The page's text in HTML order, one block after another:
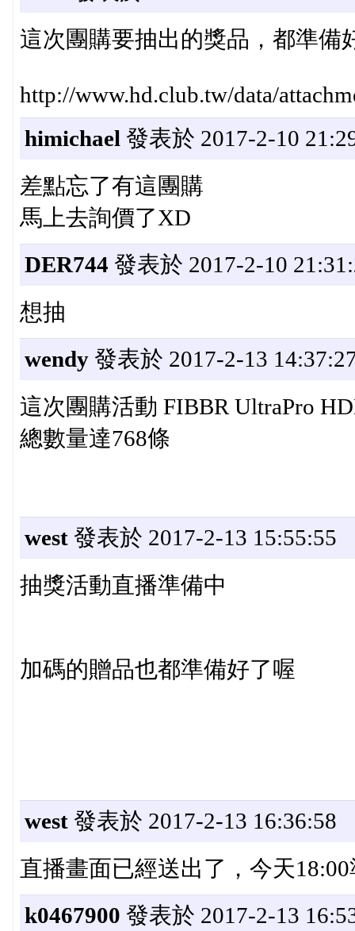
這次團購要抽出的獎品，都準備
http://www.hd.club.tw/data/
himichael 發表於 2017-2-10
差點忘了有這團購
馬上去詢價了XD
DER744 發表於 2017-2-10
想抽
wendy發表於 2017-2-13
這次團購活動 FIBBR UltraPro
總數量達768條
west發表於 2017-2-13 15:55:55
抽獎活動直播準備中
加碼的贈品也都準備好了喔
west發表於 2017-2-13 16:36:58
直播畫面已經送出了，今天
k0467900 發表於 2017-2-13